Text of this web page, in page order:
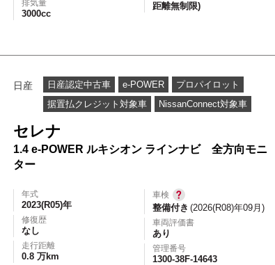
排気量
3000cc
距離無制限)
日産 日産認定中古車 e-POWER
プロパイロット
据置払クレジット対象車
NissanConnect対象車
セレナ
1.4 e-POWER ルキシオン ラインナビ 全方向モニ
ター
年式
2023(R05)年
修復歴
なし
走行距離
0.8 万km
車検
整備付き (2026(R08)年09月)
車両評価書
あり
管理番号
1300-38F-14643